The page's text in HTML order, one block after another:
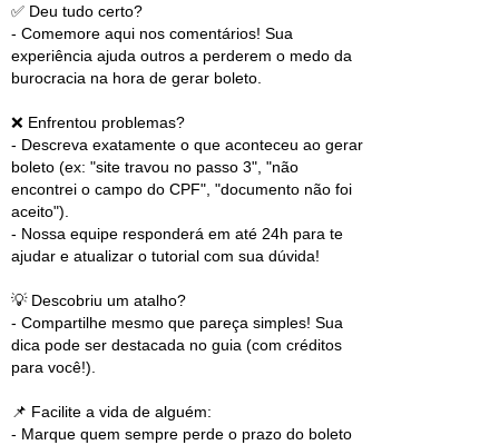
✅ Deu tudo certo?
- Comemore aqui nos comentários! Sua
experiência ajuda outros a perderem o medo da
burocracia na hora de gerar boleto.
❌ Enfrentou problemas?
- Descreva exatamente o que aconteceu ao gerar
boleto (ex: "site travou no passo 3", "não
encontrei o campo do CPF", "documento não foi
aceito").
- Nossa equipe responderá em até 24h para te
ajudar e atualizar o tutorial com sua dúvida!
💡 Descobriu um atalho?
- Compartilhe mesmo que pareça simples! Sua
dica pode ser destacada no guia (com créditos
para você!).
📌 Facilite a vida de alguém:
- Marque quem sempre perde o prazo do boleto